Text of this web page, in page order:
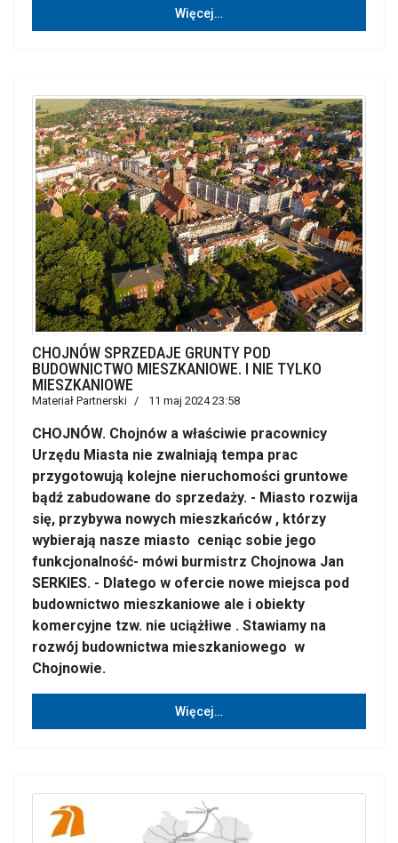
Więcej…
CHOJNÓW SPRZEDAJE GRUNTY POD
BUDOWNICTWO MIESZKANIOWE. I NIE TYLKO
MIESZKANIOWE
Materiał Partnerski 11 maj 2024 23:58
CHOJNÓW. Chojnów a właściwie pracownicy
Urzędu Miasta nie zwalniają tempa prac
przygotowują kolejne nieruchomości gruntowe
bądź zabudowane do sprzedaży. - Miasto rozwija
się, przybywa nowych mieszkańców , którzy
wybierają nasze miasto ceniąc sobie jego
funkcjonalność- mówi burmistrz Chojnowa Jan
SERKIES. - Dlatego w ofercie nowe miejsca pod
budownictwo mieszkaniowe ale i obiekty
komercyjne tzw. nie uciążłiwe . Stawiamy na
rozwój budownictwa mieszkaniowego w
Chojnowie.
Więcej…